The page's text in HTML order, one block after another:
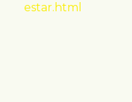
estar.html